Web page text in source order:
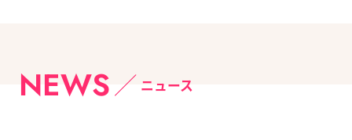
NEWS ニュース